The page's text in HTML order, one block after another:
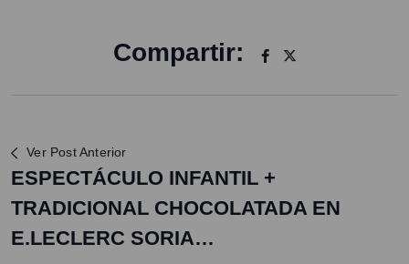
Compartir:
Ver Post Anterior
ESPECTÁCULO INFANTIL +
TRADICIONAL CHOCOLATADA EN
E.LECLERC SORIA…